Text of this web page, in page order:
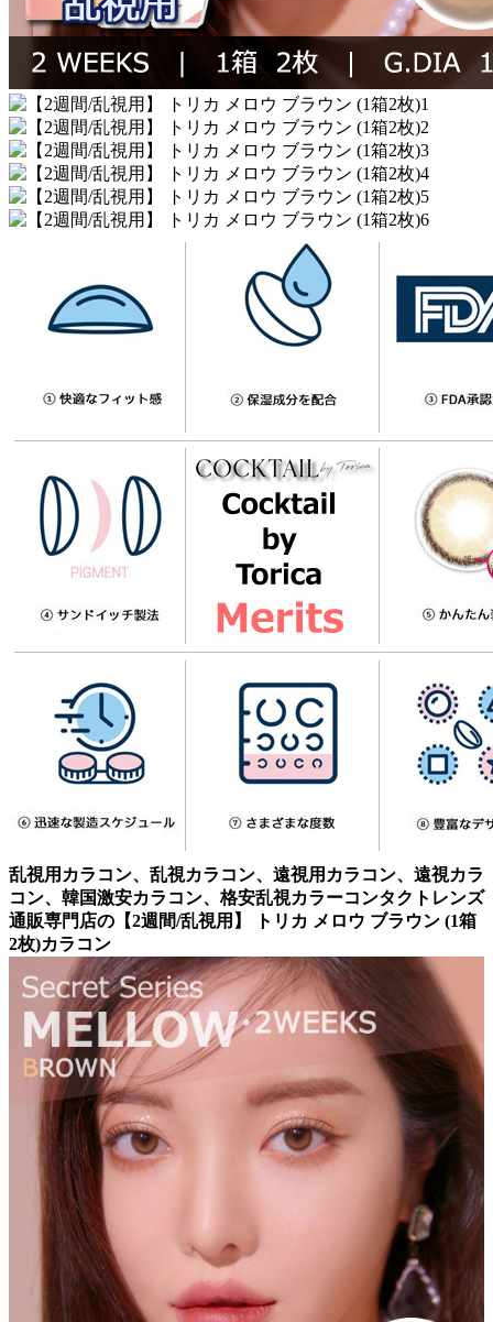
乱視用カラコン、乱視カラコン、遠視用カラコン、遠視カラ
コン、韓国激安カラコン、格安乱視カラーコンタクトレンズ
通販専門店の【2週間/乱視用】 トリカ メロウ ブラウン (1箱
2枚)カラコン